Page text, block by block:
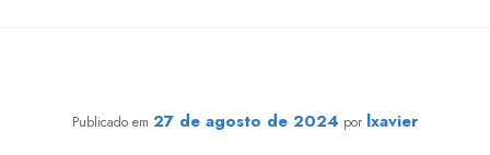
Publicado em 27 de agosto de 2024 por lxavier